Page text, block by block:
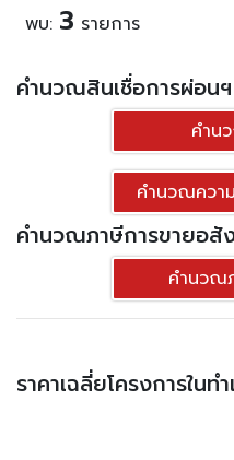
ประเภท
พื้นที่ใช้สอย
พบ: 3 รายการ
คำนวณสินเชื่อการผ่อน
คำน
คำนวณควา
คำนวณภาษีการขายอสั
คำนวณ
ราคาเฉลี่ยโครงการในท